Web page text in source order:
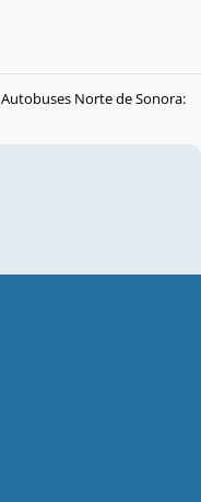
Autobuses Norte de Sonora: